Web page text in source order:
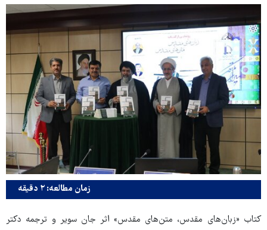
زمان مطالعه: ۲ دقیقه
کتاب «زبان‌های مقدس، متن‌های مقدس» اثر جان سویر و ترجمه دکتر